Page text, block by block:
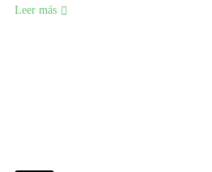
Leer más